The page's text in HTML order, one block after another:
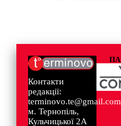
Контакти
редакції:
terminovo.te@gmail.com
м. Тернопіль,
Кульчицької 2А